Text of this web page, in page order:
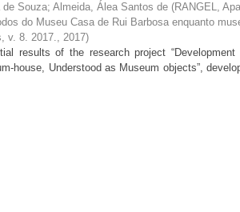
de Souza; Almeida, Álea Santos de (RANGEL,
do Museu Casa de Rui Barbosa enquanto
v. 8. 2017., 2017)
results of the research project
house, Understood as Museum objects”,